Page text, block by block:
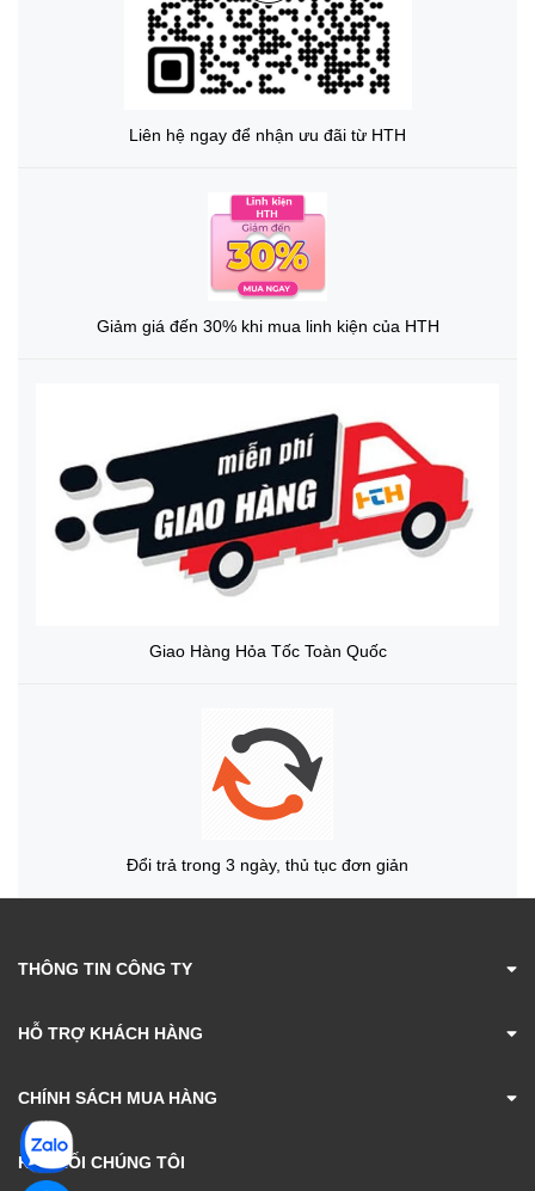
Liên hệ ngay để nhận ưu đãi từ HTH
Giảm giá đến 30% khi mua linh kiện của HTH
Giao Hàng Hỏa Tốc Toàn Quốc
Đổi trả trong 3 ngày, thủ tục đơn giản
THÔNG TIN CÔNG TY
HỖ TRỢ KHÁCH HÀNG
CHÍNH SÁCH MUA HÀNG
KẾT NỐI CHÚNG TÔI